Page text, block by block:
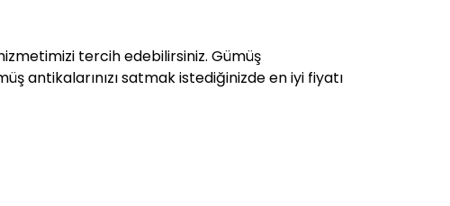
tercih edebilirsiniz. Gümüş
antikalarınızı satmak istediğinizde en iyi fiyatı